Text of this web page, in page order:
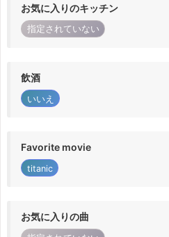
お気に入りのキッチン
指定されていない
飲酒
いいえ
Favorite movie
titanic
お気に入りの曲